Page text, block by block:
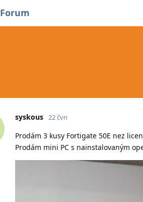
Forum
syskous 22 čvn
Prodám 3 kusy Fortigate 50E nez
Prodám mini PC s nainstalovaným